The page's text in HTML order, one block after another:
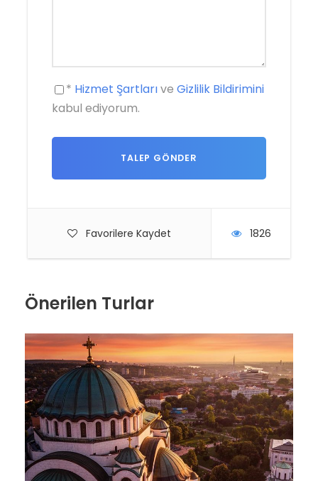
* Hizmet Şartlarıve Gizlilik Bildirimini
kabul ediyorum.
Favorilere Kaydet 1826
Önerilen Turlar